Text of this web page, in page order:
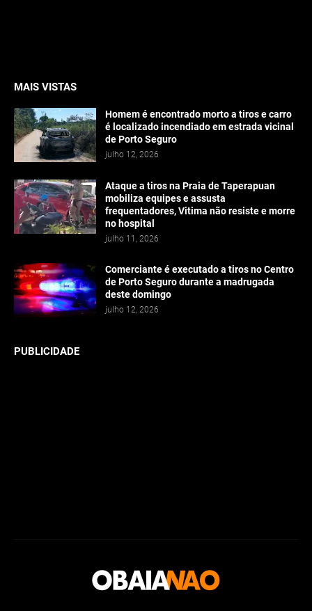
MAIS VISTAS
Homem é encontrado morto a tiros e carro
é localizado incendiado em estrada vicinal
de Porto Seguro
julho 12, 2026
Ataque a tiros na Praia de Taperapuan
mobiliza equipes e assusta
frequentadores, Vitima não resiste e morre
no hospital
julho 11, 2026
Comerciante é executado a tiros no Centro
de Porto Seguro durante a madrugada
deste domingo
julho 12, 2026
PUBLICIDADE